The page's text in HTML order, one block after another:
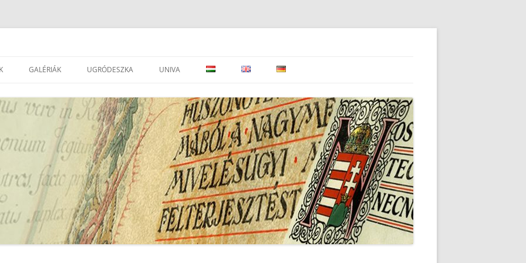
SZÉCSÉNYI M.: A RENDSZERVÁLTÁS
GYŰJTEMÉNY ARCHÍVUM
GALÉRIÁK
ESEMÉNYEK
UGRÓDESZKA
PORTÁLOK
TÁRSEGYESÜLETEK, INTÉZMÉNYEK
LEVÉLTÁRI, TÖRTÉNELMI
FOLYÓIRATOK
UNIVA
EAD IMPORTÁLÁSI SEGÉDLET ⇒
ATOM KÉZIKÖNYV
UNIVA FONDJEGYZÉK PÁLYÁZAT
UNIVA – DÁTUM JAVÍTÁS